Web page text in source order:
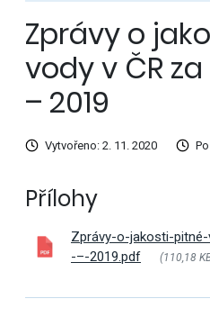
Zprávy o
vody v ČR
– 2019
Vytvořeno: 2. 11. 2020
Přílohy
Zprávy-o-jakosti-
-–-2019.pdf
(110,18